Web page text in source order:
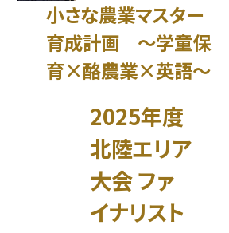
小さな農業マスター
育成計画 ～学童保
育×酪農業×英語～
2025年度
北陸エリア
大会 ファ
イナリスト